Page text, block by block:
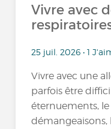
Vivre avec
25 juil. 2026 • 1
Vivre avec une
parfois être
éternuements,
démangeaisons,